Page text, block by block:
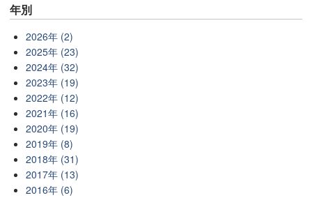
年別
2026年 (2)
2025年 (23)
2024年 (32)
2023年 (19)
2022年 (12)
2021年 (16)
2020年 (19)
2019年 (8)
2018年 (31)
2017年 (13)
2016年 (6)